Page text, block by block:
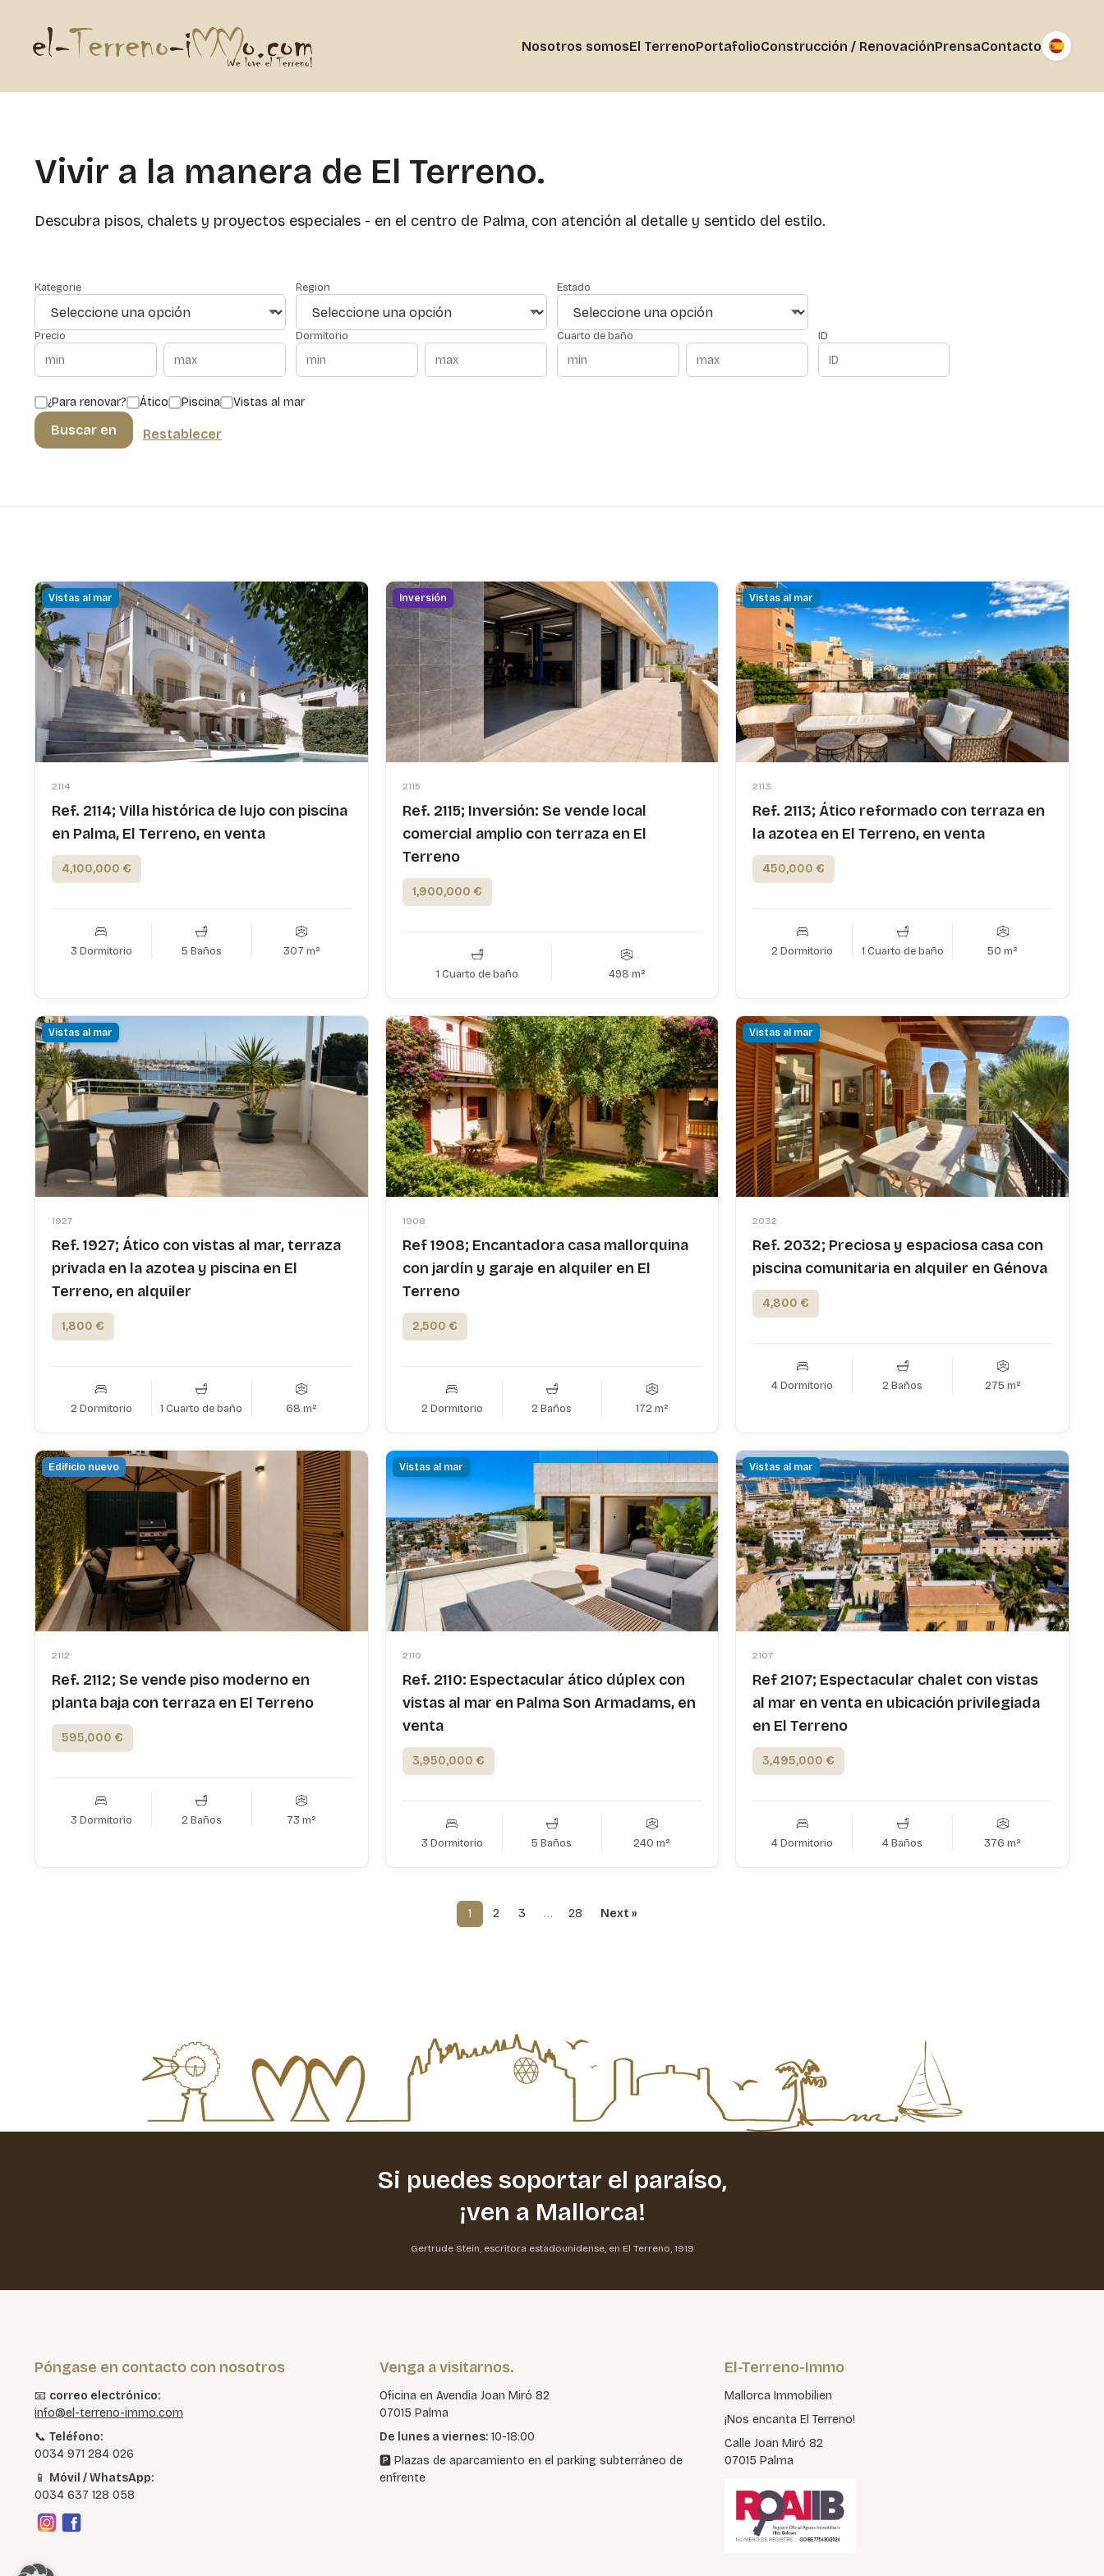
Nosotros somosEl TerrenoPortafolioConstrucción / RenovaciónPrensaContacto
Vivir a la manera de El Terreno.
Descubra pisos, chalets y proyectos especiales - en el centro de Palma, con atención al detalle y sentido del estilo.
Kategorie Region Estado
Precio Dormitorio Cuarto de baño ID
¿Para renovar? Ático Piscina Vistas al mar
Buscar en Restablecer
Vistas al mar
2114
Ref. 2114; Villa histórica de lujo con piscina
en Palma, El Terreno, en venta
4,100,000 €
3 Dormitorio 5 Baños 307 m²
Inversión
2115
Ref. 2115; Inversión: Se vende local
comercial amplio con terraza en El
Terreno
1,900,000 €
1 Cuarto de baño 498 m²
Vistas al mar
2113
Ref. 2113; Ático reformado con terraza en
la azotea en El Terreno, en venta
450,000 €
2 Dormitorio 1 Cuarto de baño 50 m²
Vistas al mar
1927
Ref. 1927; Ático con vistas al mar, terraza
privada en la azotea y piscina en El
Terreno, en alquiler
1,800 €
2 Dormitorio 1 Cuarto de baño 68 m²
1908
Ref 1908; Encantadora casa mallorquina
con jardín y garaje en alquiler en El
Terreno
2,500 €
2 Dormitorio 2 Baños 172 m²
Vistas al mar
2032
Ref. 2032; Preciosa y espaciosa casa con
piscina comunitaria en alquiler en Génova
4,800 €
4 Dormitorio 2 Baños 275 m²
Edificio nuevo
2112
Ref. 2112; Se vende piso moderno en
planta baja con terraza en El Terreno
595,000 €
3 Dormitorio 2 Baños 73 m²
Vistas al mar
2110
Ref. 2110: Espectacular ático dúplex con
vistas al mar en Palma Son Armadams, en
venta
3,950,000 €
3 Dormitorio 5 Baños 240 m²
Vistas al mar
2107
Ref 2107; Espectacular chalet con vistas
al mar en venta en ubicación privilegiada
en El Terreno
3,495,000 €
4 Dormitorio 4 Baños 376 m²
1 2 3 … 28 Next »
Si puedes soportar el paraíso,
¡ven a Mallorca!
Gertrude Stein, escritora estadounidense, en El Terreno, 1919
Póngase en contacto con nosotros
📧 correo electrónico:
info@el-terreno-immo.com
📞 Teléfono:
0034 971 284 026
📱 Móvil / WhatsApp:
0034 637 128 058
Venga a visitarnos.
Oficina en Avendia Joan Miró 82
07015 Palma
De lunes a viernes: 10-18:00
🅿️ Plazas de aparcamiento en el parking subterráneo de
enfrente
El-Terreno-Immo
Mallorca Immobilien
¡Nos encanta El Terreno!
Calle Joan Miró 82
07015 Palma